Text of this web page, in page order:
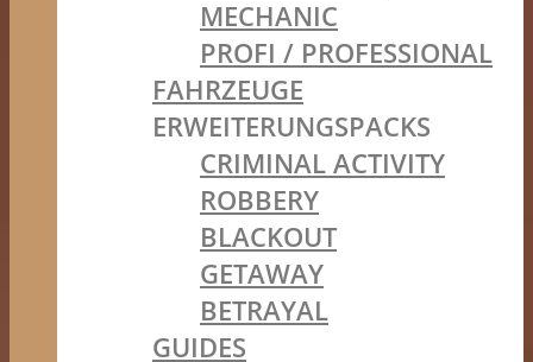
MECHANIC
PROFI / PROFESSIONAL
FAHRZEUGE
ERWEITERUNGSPACKS
CRIMINAL ACTIVITY
ROBBERY
BLACKOUT
GETAWAY
BETRAYAL
GUIDES